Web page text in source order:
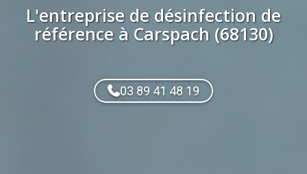
L'entreprise de désinfection de
référence à Carspach (68130)
03 89 41 48 19